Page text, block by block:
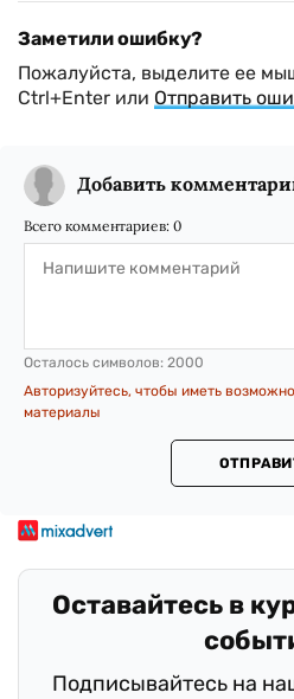
Заметили ошибку?
Пожалуйста, выделите ее
Ctrl+Enter или Отправить
Добавить
Всего комментариев: 0
Осталось символов: 2000
Авторизуйтесь, чтобы иметь
материалы
Оставайтесь в
Подписывайтесь на